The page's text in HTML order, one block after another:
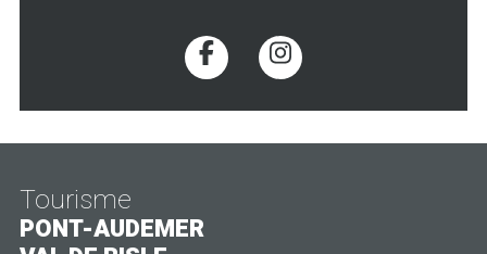
Voir la page Facebook
Voir la page
Tourisme
PONT-AUDEMER